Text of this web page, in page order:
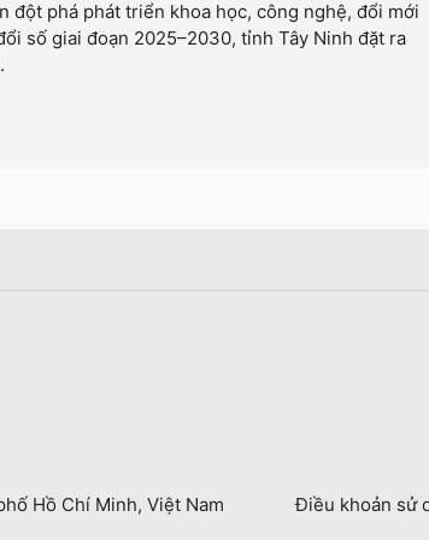
đột phá phát triển khoa học, công nghệ, đổi mới
số giai đoạn 2025–2030, tỉnh Tây Ninh đặt ra
Hồ Chí Minh, Việt Nam
Điều khoản sử